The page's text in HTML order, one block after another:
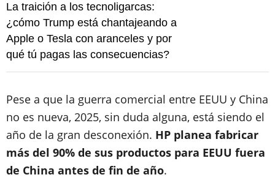
La traición a los tecnoligarcas:
¿cómo Trump está chantajeando a
Apple o Tesla con aranceles y por
qué tú pagas las consecuencias?
Pese a que la guerra comercial entre EEUU y China
no es nueva, 2025, sin duda alguna, está siendo el
año de la gran desconexión. HP planea fabricar
más del 90% de sus productos para EEUU fuera
de China antes de fin de año.